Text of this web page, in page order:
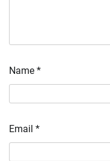
Name *
Email *